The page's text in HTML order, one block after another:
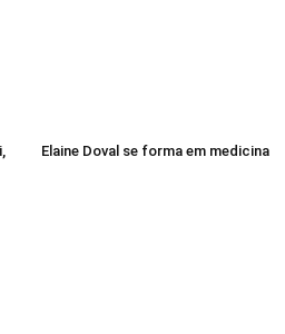
Elaine Doval se forma em medicina